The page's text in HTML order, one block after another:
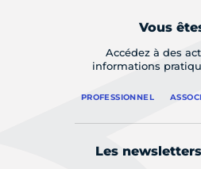
Vous
Accédez à des
informations
PROFESSIONNEL
Les